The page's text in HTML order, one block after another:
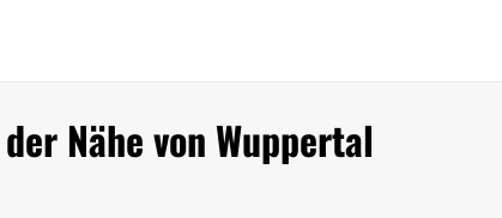
Nähe von Wuppertal